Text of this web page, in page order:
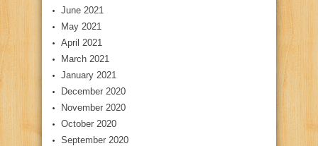
June 2021
May 2021
April 2021
March 2021
January 2021
December 2020
November 2020
October 2020
September 2020